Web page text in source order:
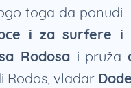
toga da ponudi
i za surfere
Rodosa i pruža
Rodos, vladar